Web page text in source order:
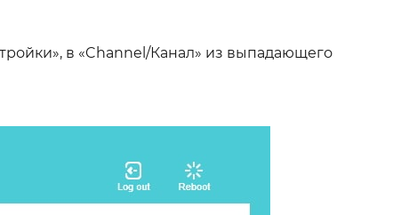
в «Channel/Канал» из выпадающего